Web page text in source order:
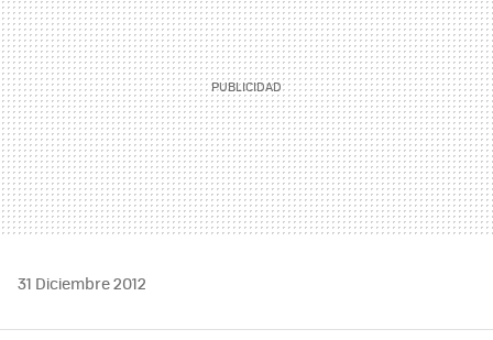
31 Diciembre 2012